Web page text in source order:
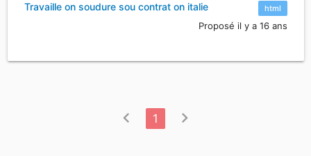
html
Travaille on soudure sou contrat on italie
Proposé il y a 16 ans
chevron_left 1 chevron_right